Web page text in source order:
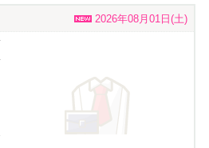
2026年08月01日(土)